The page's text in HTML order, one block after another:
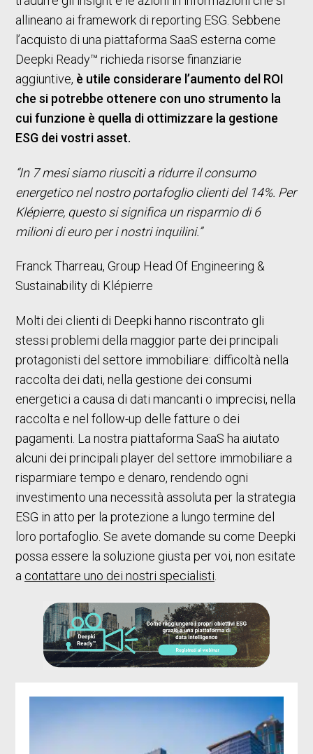
allineano ai framework di reporting ESG. Sebbene
l’acquisto di una piattaforma SaaS esterna come
Deepki Ready™ richieda risorse finanziarie
aggiuntive, è utile considerare l’aumento del ROI
che si potrebbe ottenere con uno strumento la
cui funzione è quella di ottimizzare la gestione
ESG dei vostri asset.
“In 7 mesi siamo riusciti a ridurre il consumo
energetico nel nostro portafoglio clienti del 14%. Per
Klépierre, questo si significa un risparmio di 6
milioni di euro per i nostri inquilini.”
Franck Tharreau, Group Head Of Engineering &
Sustainability di Klépierre
Molti dei clienti di Deepki hanno riscontrato gli
stessi problemi della maggior parte dei principali
protagonisti del settore immobiliare: difficoltà nella
raccolta dei dati, nella gestione dei consumi
energetici a causa di dati mancanti o imprecisi, nella
raccolta e nel follow-up delle fatture o dei
pagamenti. La nostra piattaforma SaaS ha aiutato
alcuni dei principali player del settore immobiliare a
risparmiare tempo e denaro, rendendo ogni
investimento una necessità assoluta per la strategia
ESG in atto per la protezione a lungo termine del
loro portafoglio. Se avete domande su come Deepki
possa essere la soluzione giusta per voi, non esitate
a contattare uno dei nostri specialisti.